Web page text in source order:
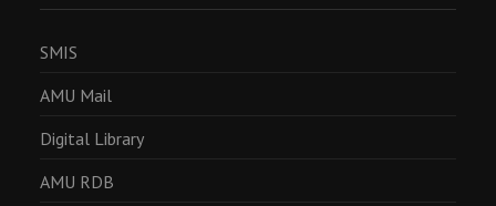
SMIS
AMU Mail
Digital Library
AMU RDB